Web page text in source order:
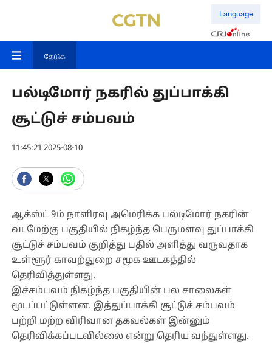
Language
தேடுக
பல்டிமோர் நகரில் துப்பாக்கி
சூட்டுச் சம்பவம்
11:45:21 2025-08-10
ஆக்ஸ்ட் 9ம் நாளிரவு அமெரிக்க பல்டிமோர் நகரின்
வடமேற்கு பகுதியில் நிகழ்ந்த பெருமளவு துப்பாக்கி
சூட்டுச் சம்பவம் குறித்து பதில் அளித்து வருவதாக
உள்ளூர் காவற்துறை சமூக ஊடகத்தில்
தெரிவித்துள்ளது.
இச்சம்பவம் நிகழ்ந்த பகுதியின் பல சாலைகள்
மூடப்பட்டுள்ளன. இத்துப்பாக்கி சூட்டுச் சம்பவம்
பற்றி மற்ற விரிவான தகவல்கள் இன்னும்
தெரிவிக்கப்படவில்லை என்று தெரிய வந்துள்ளது.